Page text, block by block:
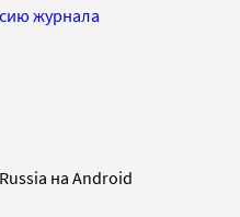
журнала
на Android